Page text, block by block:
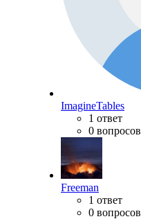
ImagineTables
1 ответ
0 вопросов
Freeman
1 ответ
0 вопросов